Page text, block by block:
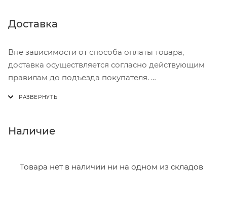
Доставка
Вне зависимости от способа оплаты товара,
доставка осуществляется согласно действующим
правилам до подъезда покупателя.
В субботу с 8:00 до 15:00
- зоны доставки;
Наличие
Товара нет в наличии ни на одном из складов